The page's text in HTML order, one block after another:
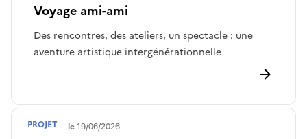
Voyage ami-ami
Des rencontres, des ateliers, un spectacle : une
aventure artistique intergénérationnelle
Terminé le19/06/2026
PROJET